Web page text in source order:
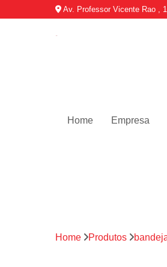
Av. Professor Vicente Rao ,
Home Empresa
Home Produtos